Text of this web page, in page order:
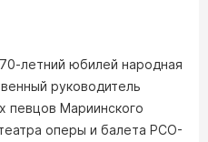
летний юбилей народная
руководитель
певцов Мариинского
оперы и балета РСО-